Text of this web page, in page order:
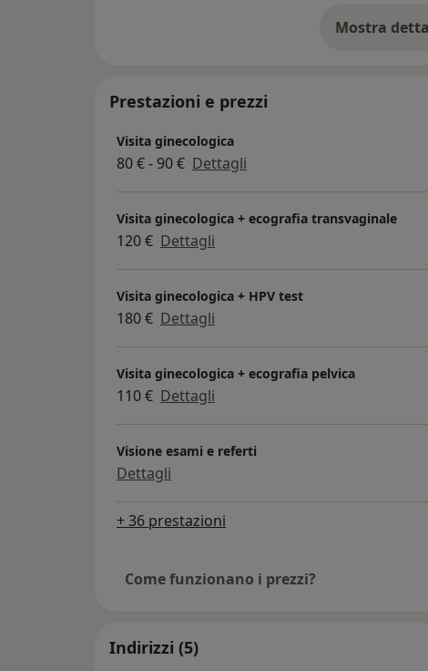
Mostra
Prestazioni e prezzi
Visita ginecologica
80 € - 90 € Dettagli
Visita ginecologica + ecografia transvaginale
120 € Dettagli
Visita ginecologica + HPV test
180 € Dettagli
Visita ginecologica + ecografia pelvica
110 € Dettagli
Visione esami e referti
Dettagli
+ 36 prestazioni
Come funzionano i prezzi?
Indirizzi (5)